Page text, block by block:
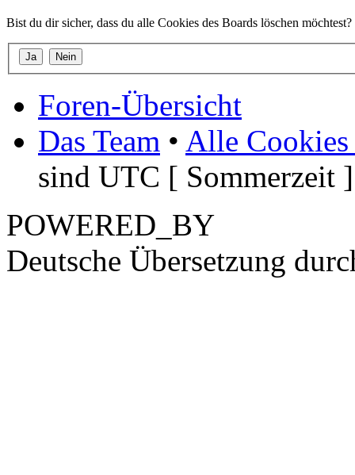
Bist du dir sicher, dass du alle Cookies des Boards löschen möchtest?
Foren-Übersicht
Das Team • Alle Cookies
sind UTC [ Sommerzeit ]
POWERED_BY
Deutsche Übersetzung